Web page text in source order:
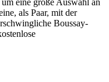
als Paar, mit der
Boussay-